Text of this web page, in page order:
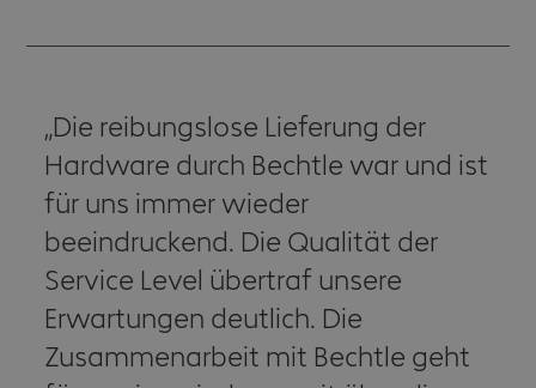
Die reibungslose Lieferung der
Hardware durch Bechtle war und ist
für uns immer wieder
beeindruckend. Die Qualität der
Service Level übertraf unsere
Erwartungen deutlich. Die
Zusammenarbeit mit Bechtle geht